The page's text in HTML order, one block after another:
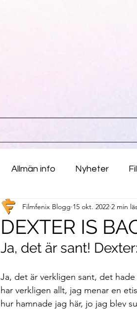
Allmän info Nyheter
DEXTER IS
Filmfenix Blogg 15 okt. 2022 2 min
Ja, det är sant!
Ja, det är verkligen sant, det
har verkligen allt, jag menar en
hur hamnade jag här, jo jag blev